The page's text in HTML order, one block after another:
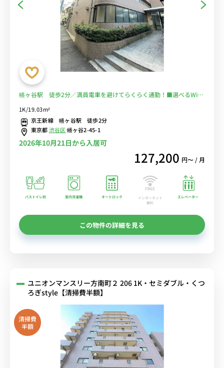
幡ヶ谷駅 徒歩2分／満員電車を避けてらくらく通勤！■選べるWi-Fi
1K/19.03m²
京王新線 幡ヶ谷駅 徒歩2分
東京都渋谷区幡ヶ谷2-45-1
2026年10月21日から入居可
127,200 円〜 / 月
バストイレ別 室内洗濯機 オートロック
インターネット
無料
エレベーター
この物件の詳細を見る
ユニオンマンスリー方南町２ 206 1K・セミダブル・くつ
ろぎstyle【清掃費半額】
清掃費
半額